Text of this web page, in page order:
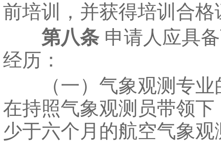
前培训，并获得培训合格
第八条申请人应具
经历：
（一）气象观测专业
在持照气象观测员带领下
少于六个月的航空气象观